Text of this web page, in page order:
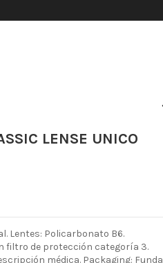
LENSE UNICO
Lentes: Policarbonato B6.
filtro de protección categoría 3.
médica. Packaging: Funda